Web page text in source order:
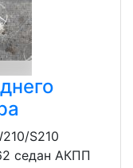
S210
седан АКПП